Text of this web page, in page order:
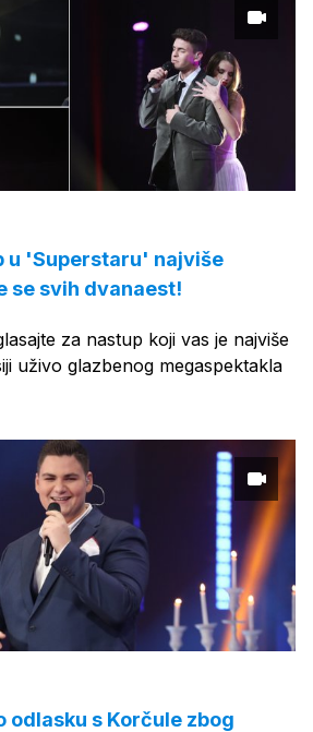
u 'Superstaru' najviše
se svih dvanaest!
za nastup koji vas je najviše
uživo glazbenog megaspektakla
odlasku s Korčule zbog